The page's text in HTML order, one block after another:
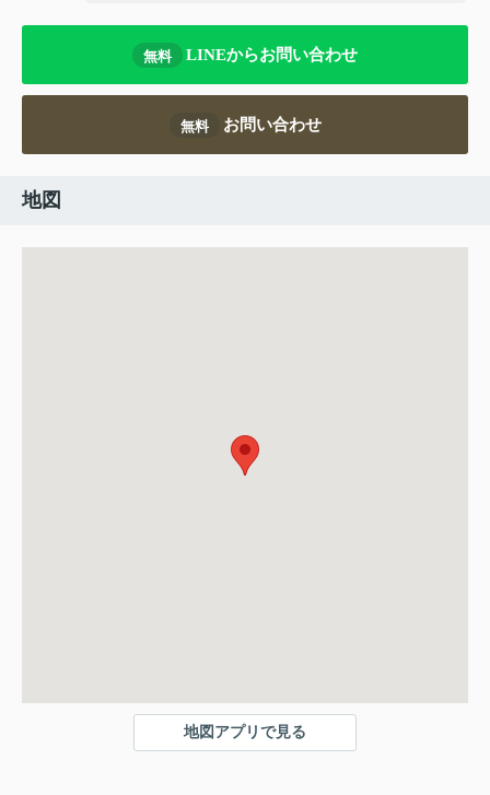
無料 LINEからお問い合わせ
無料 お問い合わせ
地図
地図アプリで見る